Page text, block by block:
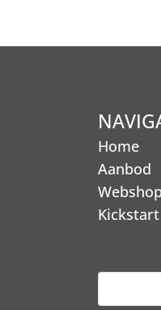
Home
Aanbod
Webshop
Kickstart